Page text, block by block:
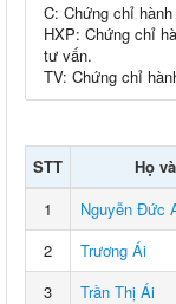
C: Chứng chỉ
HXP: Chứng chỉ
tư vấn.
TV: Chứng chỉ
STT
Họ
1
Nguyễn Đức
2
Trương Ái
3
Trần Thị Ái